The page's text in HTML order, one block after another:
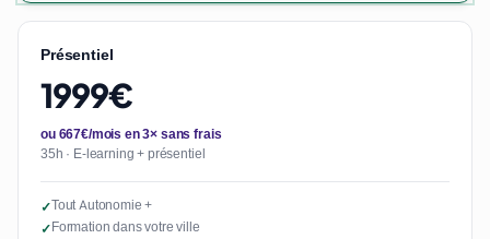
Présentiel
1999€
ou 667€/mois en 3× sans frais
35h · E-learning + présentiel
✓Tout Autonomie +
✓Formation dans votre ville